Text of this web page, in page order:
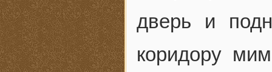
дверь и
коридору